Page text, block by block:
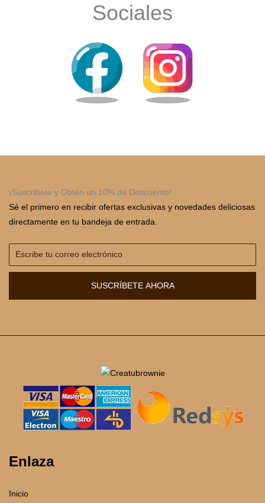
Sociales
¡Suscríbete y Obtén un 10% de Descuento!
Sé el primero en recibir ofertas exclusivas y novedades deliciosas
directamente en tu bandeja de entrada.
SUSCRÍBETE AHORA
Enlaza
Inicio